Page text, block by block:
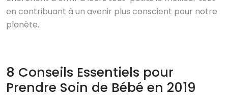
en contribuant à un avenir plus conscient pour notre
planète.
8 Conseils Essentiels pour
Prendre Soin de Bébé en 2019